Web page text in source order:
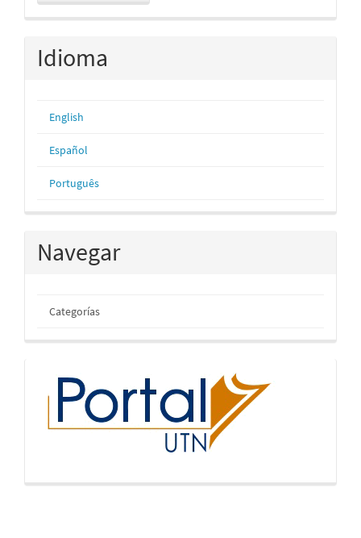
artículo
Idioma
English
Español
Português
Navegar
Categorías
inicio